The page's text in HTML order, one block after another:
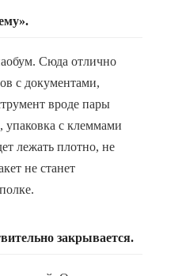
Сюда отлично
с документами,
вроде пары
упаковка с клеммами
лежать плотно, не
не станет
закрывается.